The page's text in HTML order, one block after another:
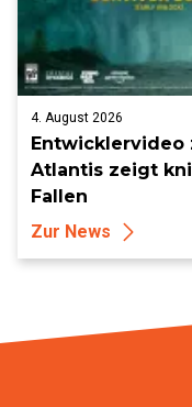
4. August 2026
Entwicklervideo
Atlantis zeigt
Fallen
Zur News